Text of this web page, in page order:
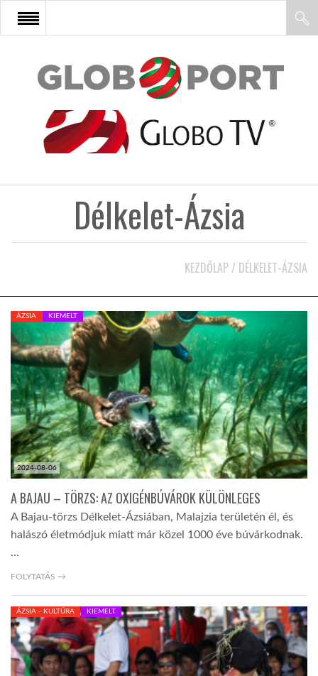
FŐOLDAL
AFRIKA
KÖZEL-KELET
AUSZTRÁLIA
A VILÁG ITTHON
GLOBOTV BP
HÍR3D
TROPICALMAGAZIN
Délkelet-Ázsia
KEZDŐLAP / DÉLKELET-ÁZSIA
2024-08-06
ÁZSIA KIEMELT
A BAJAU – TÖRZS: AZ OXIGÉNBÚVÁROK KÜLÖNLEGES
A Bajau-törzs Délkelet-Ázsiában, Malajzia területén él, és
halászó életmódjuk miatt már közel 1000 éve búvárkodnak.
…
FOLYTATÁS →
ÁZSIA - KULTÚRA KIEMELT